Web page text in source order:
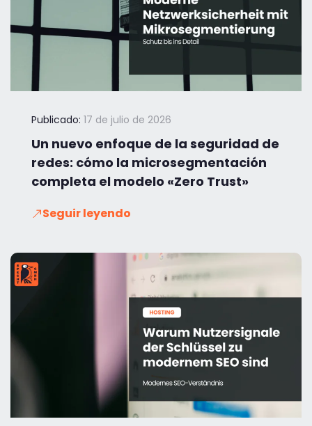
Publicado: 17 de julio de 2026
Un nuevo enfoque de la seguridad de
redes: cómo la microsegmentación
completa el modelo «Zero Trust»
Seguir leyendo